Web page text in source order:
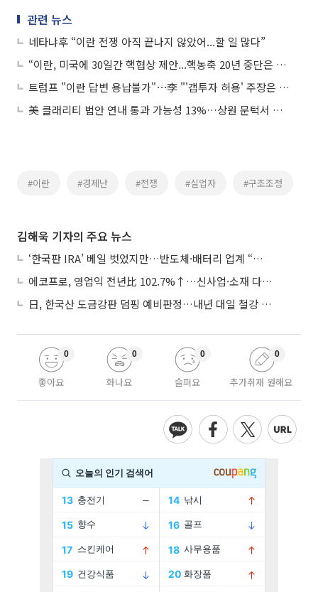
관련 뉴스
네타냐후 “이란 전쟁 아직 끝나지 않았어...할 일 많다”
“이란, 미국에 30일간 핵협상 제안...핵농축 20년 중단은 거절”
트럼프 "이란 답변 용납불가"⋯李 "'갭투자 허용' 주장은 억까" 外
美 클래리티 법안 연내 통과 가능성 13%…상원 문턱서 제동
#이란 #경제난 #전쟁 #실업자 #구조조정
김해욱 기자의 주요 뉴스
‘한국판 IRA’ 베일 벗었지만…반도체·배터리 업계 “시행령이 관건”
에코프로, 영업익 전년比 102.7%↑…신사업·소재 다각화 박차
日, 한국산 도금강판 덤핑 예비판정…내년 대일 철강 수출 ‘빨간불’
좋아요
0
화나요
0
슬퍼요
0
추가취재 원해요
0